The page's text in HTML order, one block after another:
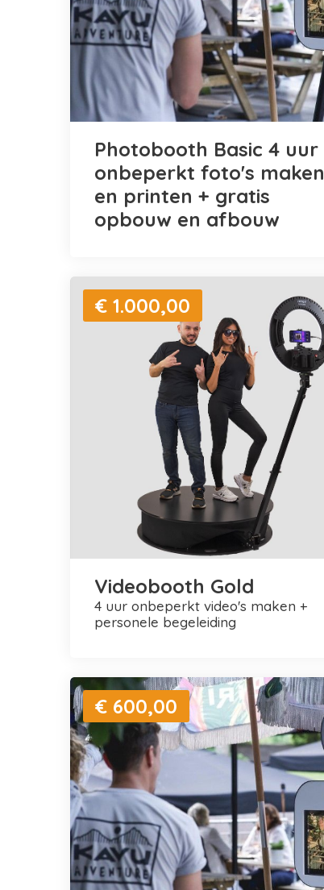
Photobooth Basic 4 uur
onbeperkt foto's maken
en printen + gratis
opbouw en afbouw
€ 1.000,00
Videobooth Gold
4 uur onbeperkt video's maken +
personele begeleiding
€ 600,00